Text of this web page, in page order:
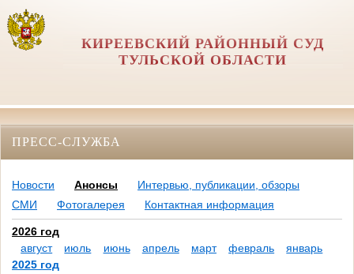
КИРЕЕВСКИЙ РАЙОННЫЙ СУД
ТУЛЬСКОЙ ОБЛАСТИ
ПРЕСС-СЛУЖБА
Новости Анонсы
Интервью, публикации, обзоры
СМИ
Фотогалерея Контактная информация
2026 год
август
июль июнь апрель март февраль
январь
2025 год